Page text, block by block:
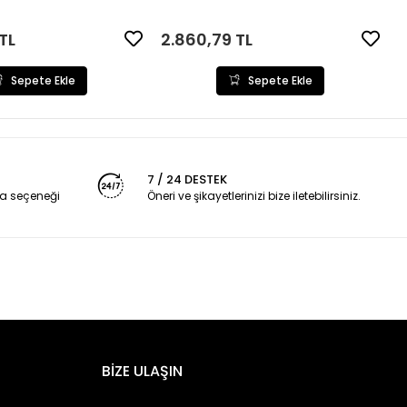
Sepete Ekle
2.860,79 TL
Sepete Ekle
seçeneği
7 / 24 DESTEK
Öneri ve şikayetlerinizi bize iletebilirsiniz.
BİZE ULAŞIN